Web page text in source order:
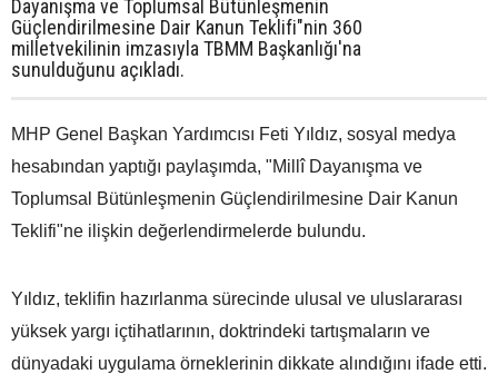
Dayanışma ve Toplumsal Bütünleşmenin
Güçlendirilmesine Dair Kanun Teklifi"nin 360
milletvekilinin imzasıyla TBMM Başkanlığı'na
sunulduğunu açıkladı.
MHP Genel Başkan Yardımcısı Feti Yıldız, sosyal medya
hesabından yaptığı paylaşımda, "Millî Dayanışma ve
Toplumsal Bütünleşmenin Güçlendirilmesine Dair Kanun
Teklifi"ne ilişkin değerlendirmelerde bulundu.
Yıldız, teklifin hazırlanma sürecinde ulusal ve uluslararası
yüksek yargı içtihatlarının, doktrindeki tartışmaların ve
dünyadaki uygulama örneklerinin dikkate alındığını ifade etti.